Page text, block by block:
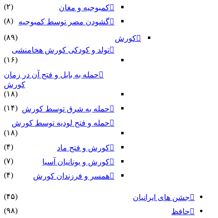
کمبوجیه و مغان
(۲)
گشودن مصر توسط کمبوجیه
(۸)
کورش
(۸۹)
تولد و کودکی کورش هخامنشی
(۱۶)
حمله به بابل و فتح آن در زمان
کورش
(۱۸)
حمله به شرق توسط کورش (۱۴)
حمله و فتح لودیه توسط کورش
(۱۸)
کورش و فتح ماد
(۴)
کورش و یونانیان آسیا
(۷)
همسر و فرزندان کورش
(۴)
جشن های ایرانیان
(۴۵)
حافظ
(۹۸)